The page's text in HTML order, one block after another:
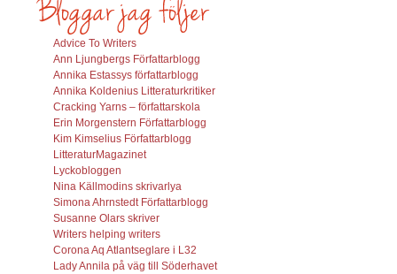
Advice To Writers
Ann Ljungbergs Författarblogg
Annika Estassys författarblogg
Annika Koldenius Litteraturkritiker
Cracking Yarns – författarskola
Erin Morgenstern Författarblogg
Kim Kimselius Författarblogg
LitteraturMagazinet
Lyckobloggen
Nina Källmodins skrivarlya
Simona Ahrnstedt Författarblogg
Susanne Olars skriver
Writers helping writers
Corona Aq Atlantseglare i L32
Lady Annila på väg till Söderhavet